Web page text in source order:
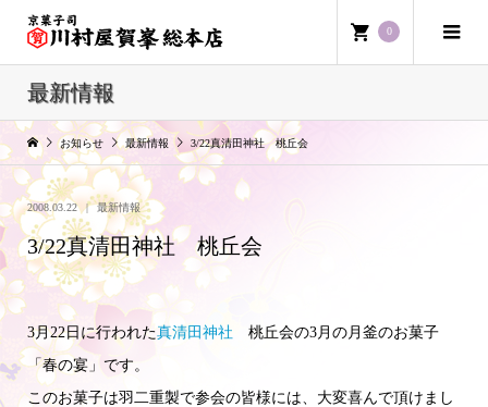
0
最新情報
お知らせ 最新情報 3/22真清田神社 桃丘会
2008.03.22 最新情報
3/22真清田神社 桃丘会
3月22日に行われた真清田神社 桃丘会の3月の月釜のお菓子
「春の宴」です。
このお菓子は羽二重製で参会の皆様には、大変喜んで頂けまし